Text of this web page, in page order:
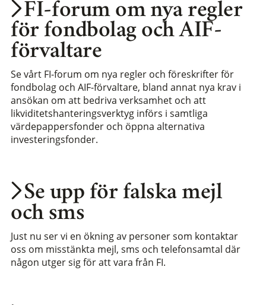
Se upp för falska mejl
och sms
Just nu ser vi en ökning av personer som kontaktar
oss om misstänkta mejl, sms och telefonsamtal där
någon utger sig för att vara från FI.
FI-forum om nya regler
för fondbolag och AIF-
förvaltare
Se vårt FI-forum om nya regler och föreskrifter för
fondbolag och AIF-förvaltare, bland annat nya krav i
ansökan om att bedriva verksamhet och att
likviditetshanteringsverktyg införs i samtliga
värdepappersfonder och öppna alternativa
investeringsfonder.